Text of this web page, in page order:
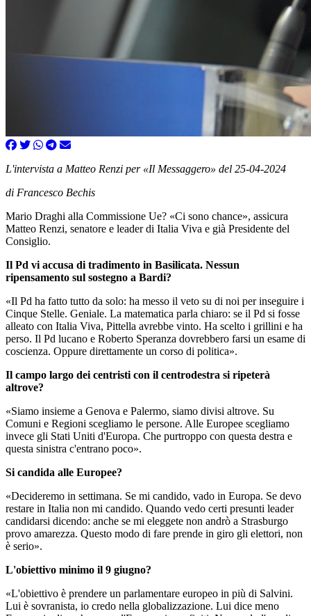
L'intervista a Matteo Renzi per «Il Messaggero» del 25-04-2024
di Francesco Bechis
Mario Draghi alla Commissione Ue? «Ci sono chance», assicura
Matteo Renzi, senatore e leader di Italia Viva e già Presidente del
Consiglio.
Il Pd vi accusa di tradimento in Basilicata. Nessun
ripensamento sul sostegno a Bardi?
«Il Pd ha fatto tutto da solo: ha messo il veto su di noi per inseguire i
Cinque Stelle. Geniale. La matematica parla chiaro: se il Pd si fosse
alleato con Italia Viva, Pittella avrebbe vinto. Ha scelto i grillini e ha
perso. Il Pd lucano e Roberto Speranza dovrebbero farsi un esame di
coscienza. Oppure direttamente un corso di politica».
Il campo largo dei centristi con il centrodestra si ripeterà
altrove?
«Siamo insieme a Genova e Palermo, siamo divisi altrove. Su
Comuni e Regioni scegliamo le persone. Alle Europee scegliamo
invece gli Stati Uniti d'Europa. Che purtroppo con questa destra e
questa sinistra c'entrano poco».
Si candida alle Europee?
«Decideremo in settimana. Se mi candido, vado in Europa. Se devo
restare in Italia non mi candido. Quando vedo certi presunti leader
candidarsi dicendo: anche se mi eleggete non andrò a Strasburgo
provo amarezza. Questo modo di fare prende in giro gli elettori, non
è serio».
L'obiettivo minimo il 9 giugno?
«L'obiettivo è prendere un parlamentare europeo in più di Salvini.
Lui è sovranista, io credo nella globalizzazione. Lui dice meno